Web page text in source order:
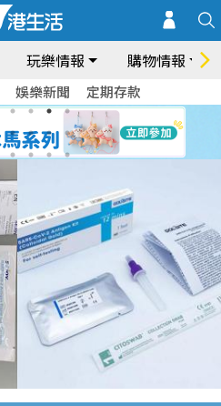
玩樂情報 購物情報
娛樂新聞 定期存款